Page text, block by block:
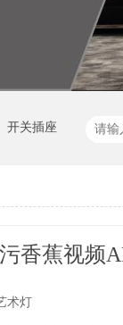
开关插座
术灯